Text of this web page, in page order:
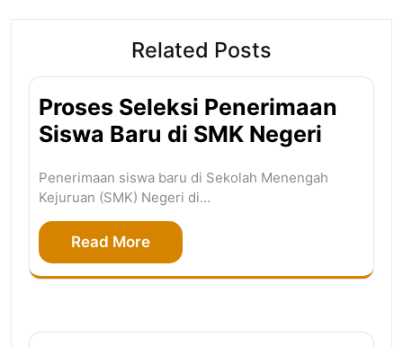
Related Posts
Proses Seleksi Penerimaan
Siswa Baru di SMK Negeri
Penerimaan siswa baru di Sekolah Menengah
Kejuruan (SMK) Negeri di…
Read More